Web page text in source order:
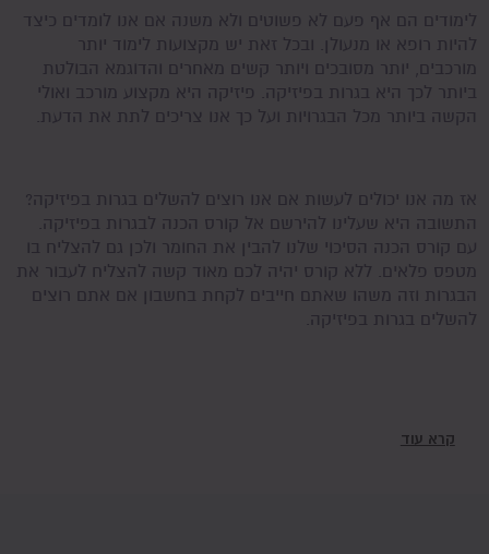
לימודים הם אף פעם לא פשוטים ולא משנה אם אנו לומדים כיצד
להיות רופא או מנעולן. ובכל זאת יש מקצועות לימוד יותר
מורכבים, יותר מסובכים ויותר קשים מאחרים והדוגמא הבולטת
ביותר לכך היא בגרות בפיזיקה. פיזיקה היא מקצוע מורכב ואולי
הקשה ביותר מכל הבגרויות ועל כך אנו צריכים לתת את הדעת.
אז מה אנו יכולים לעשות אם אנו רוצים להשלים בגרות בפיזיקה?
התשובה היא שעלינו להירשם אל קורס הכנה לבגרות בפיזיקה.
עם קורס הכנה הסיכוי שלנו להבין את החומר ולכן גם להצליח בו
מטפס פלאים. ללא קורס יהיה לכם מאוד קשה להצליח לעבור את
הבגרות וזה משהו שאתם חייבים לקחת בחשבון אם אתם רוצים
להשלים בגרות בפיזיקה.
קרא עוד